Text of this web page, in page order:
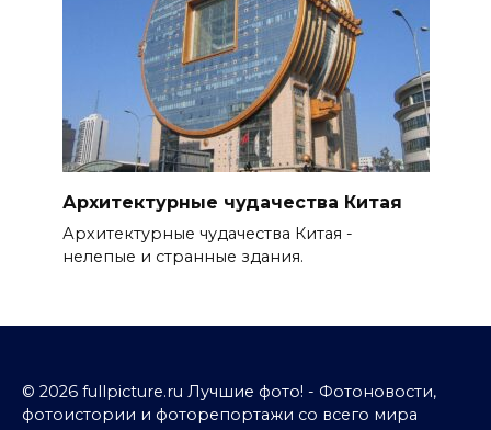
Архитектурные чудачества Китая
Архитектурные чудачества Китая -
нелепые и странные здания.
© 2026 fullpicture.ru Лучшие фото! - Фотоновости,
фотоистории и фоторепортажи со всего мира